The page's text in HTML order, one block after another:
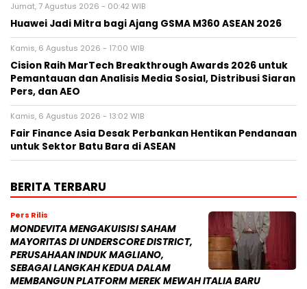
Jumat, 7 Agustus 2026 - 00:42 WIB
Huawei Jadi Mitra bagi Ajang GSMA M360 ASEAN 2026
Kamis, 6 Agustus 2026 - 17:00 WIB
Cision Raih MarTech Breakthrough Awards 2026 untuk
Pemantauan dan Analisis Media Sosial, Distribusi Siaran
Pers, dan AEO
Kamis, 6 Agustus 2026 - 13:02 WIB
Fair Finance Asia Desak Perbankan Hentikan Pendanaan
untuk Sektor Batu Bara di ASEAN
BERITA TERBARU
Pers Rilis
MONDEVITA MENGAKUISISI SAHAM
MAYORITAS DI UNDERSCORE DISTRICT,
PERUSAHAAN INDUK MAGLIANO,
SEBAGAI LANGKAH KEDUA DALAM
MEMBANGUN PLATFORM MEREK MEWAH ITALIA BARU